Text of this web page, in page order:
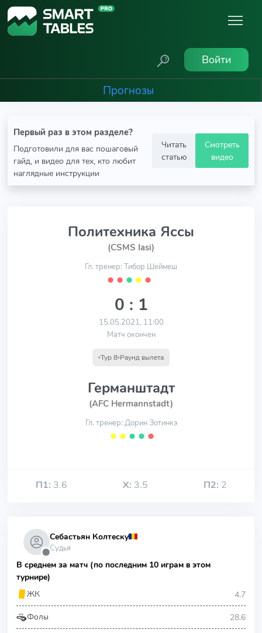
Войти
Прогнозы
Первый раз в этом разделе?
Подготовили для вас пошаговый
гайд, и видео для тех, кто любит
наглядные инструкции
Читать
статью
Смотреть
видео
Политехника Яссы
(CSMS Iasi)
Гл. тренер: Тибор Шеймеш
⬤ ⬤ ⬤ ⬤ ⬤
0 : 1
15.05.2021, 11:00
Матч окончен
Тур 8 Раунд вылета
Германштадт
(AFC Hermannstadt)
Гл. тренер: Дорин Зотинкэ
⬤ ⬤ ⬤ ⬤ ⬤
П1: 3.6 Х: 3.5 П2: 2
⬤
Себастьян Колтеску
Судья
В среднем за матч (по последним 10 играм в этом
турнире)
ЖК
4.7
Фолы 28.6